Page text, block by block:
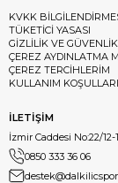
KVKK
TÜKETİCİ YASASI
GİZLİLİK VE GÜVENLİK
ÇEREZ AYDINLATMA
ÇEREZ TERCİHLERİM
KULLANIM KOŞULLARI
İLETİŞİM
İzmir Caddesi No:22/12-
0850 333 36 06